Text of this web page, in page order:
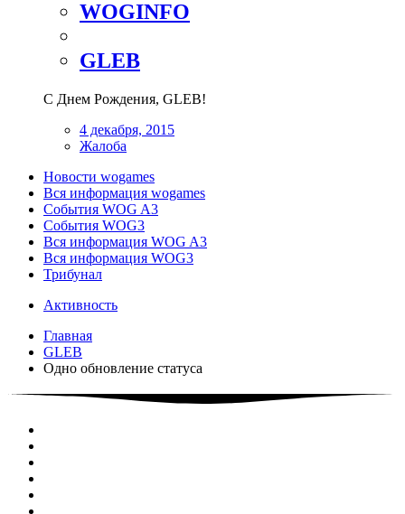
WOGINFO
GLEB
С Днем Рождения, GLEB!
4 декабря, 2015
Жалоба
Новости wogames
Вся информация wogames
События WOG A3
События WOG3
Вся информация WOG A3
Вся информация WOG3
Трибунал
Активность
Главная
GLEB
Одно обновление статуса